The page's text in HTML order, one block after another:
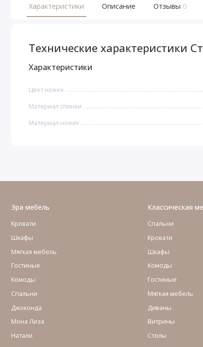
Характеристики Описание Отзывы 0
Технические характеристики
Характеристики
Цвет ножек
Материал спинки
Материал ножек
Эра мебель
Кровати
Шкафы
Мягкая мебель
Гостиные
Комоды
Cпальни
Джоконда
Мона Лиза
Натали
Классическая
Спальни
Кровати
Шкафы
Комоды
Гостиные
Мягкая мебель
Диваны
Витрины
Столы